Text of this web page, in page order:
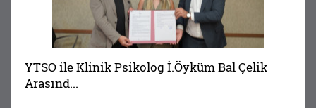
YTSO ile Klinik Psikolog İ.Öyküm Bal Çelik
Arasınd...